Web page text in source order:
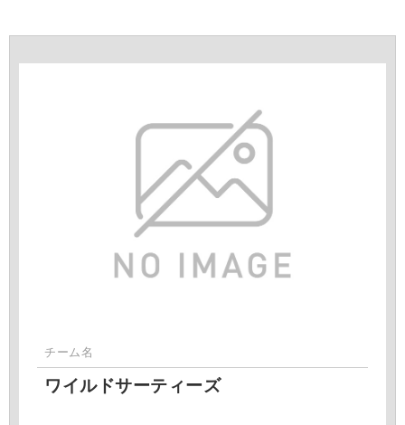
チーム名
ワイルドサーティーズ